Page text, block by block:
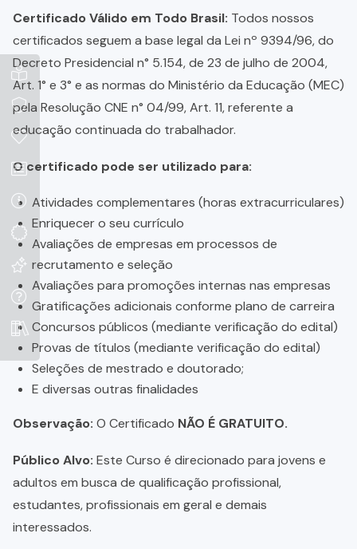
Certificado Válido em Todo Brasil: Todos nossos
certificados seguem a base legal da Lei nº 9394/96, do
Decreto Presidencial n° 5.154, de 23 de julho de 2004,
Art. 1° e 3° e as normas do Ministério da Educação (MEC)
pela Resolução CNE n° 04/99, Art. 11, referente a
educação continuada do trabalhador.
O certificado pode ser utilizado para:
Atividades complementares (horas extracurriculares)
Enriquecer o seu currículo
Avaliações de empresas em processos de
recrutamento e seleção
Avaliações para promoções internas nas empresas
Gratificações adicionais conforme plano de carreira
Concursos públicos (mediante verificação do edital)
Provas de títulos (mediante verificação do edital)
Seleções de mestrado e doutorado;
E diversas outras finalidades
Observação: O Certificado NÃO É GRATUITO.
Público Alvo: Este Curso é direcionado para jovens e
adultos em busca de qualificação profissional,
estudantes, profissionais em geral e demais
interessados.